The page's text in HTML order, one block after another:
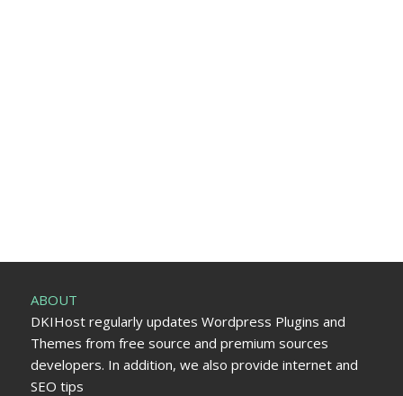
ABOUT
DKIHost regularly updates Wordpress Plugins and
Themes from free source and premium sources
developers. In addition, we also provide internet and
SEO tips